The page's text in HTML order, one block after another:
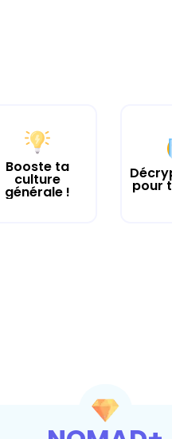
Booste ta
culture
générale ! pour